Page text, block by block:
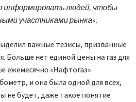
информировать людей, чтобы
участниками рынка».
важные тезисы, призванные
Больше нет единой цены на газ для
ежемесячно «Нафтогаз»
и она была одной для всех,
не будет, даже такое понятие